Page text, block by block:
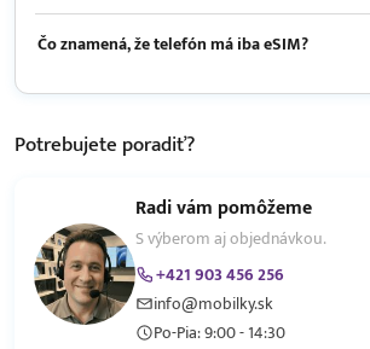
Čo znamená, že telefón má iba eSIM?
Potrebujete poradiť?
Radi vám pomôžeme
S výberom aj objednávkou.
+421 903 456 256
info@mobilky.sk
Po-Pia: 9:00 - 14:30